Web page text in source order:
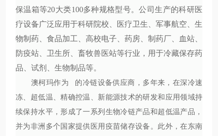
保温箱等20大类100多种规格型号。公司生产的科研医
疗设备广泛应用于科研院校、医疗卫生、军事航空、生
物制药、食品加工、高校电子、药房、制药厂、血站、
防疫站、卫生所、畜牧兽医站等行业，用于冷藏保存药
品、试剂、生物制品等。
澳柯玛作为
的冷链设备供应商，多年来，在深冷速
冻、超低温、精确控温、新能源技术的研发和应用领域持
续保持水平，形成了一系列生物冷链产品和超低温产品，
并为非洲多个国家提供医用疫苗储存设备。此外，在东南